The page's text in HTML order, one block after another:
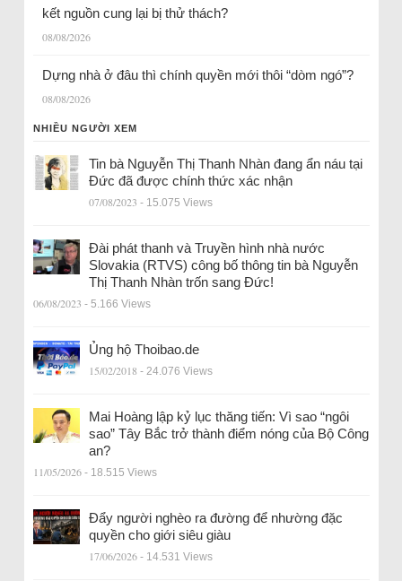
kết nguồn cung lại bị thử thách?
08/08/2026
Dựng nhà ở đâu thì chính quyền mới thôi “dòm ngó”?
08/08/2026
NHIỀU NGƯỜI XEM
Tin bà Nguyễn Thị Thanh Nhàn đang ẩn náu tại
Đức đã được chính thức xác nhận
07/08/2023 - 15.075 Views
Đài phát thanh và Truyền hình nhà nước
Slovakia (RTVS) công bố thông tin bà Nguyễn
Thị Thanh Nhàn trốn sang Đức!
06/08/2023 - 5.166 Views
Ủng hộ Thoibao.de
15/02/2018 - 24.076 Views
Mai Hoàng lập kỷ lục thăng tiến: Vì sao “ngôi
sao” Tây Bắc trở thành điểm nóng của Bộ Công
an?
11/05/2026 - 18.515 Views
Đẩy người nghèo ra đường để nhường đặc
quyền cho giới siêu giàu
17/06/2026 - 14.531 Views